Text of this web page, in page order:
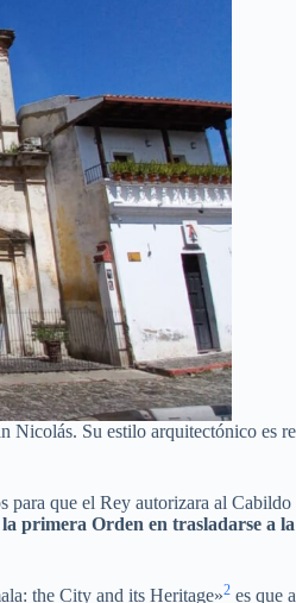
Nicolás. Su estilo arquitectónico
que el Rey autorizara al
primera Orden en trasladarse a
the City and its Heritage»2 es que